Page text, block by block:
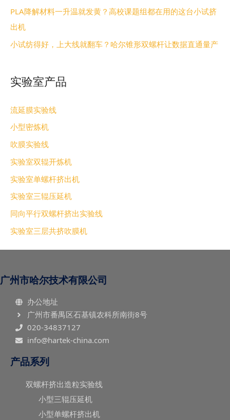
PLA降解材料一升温就发黄？高校课题组都在用的这台小试挤
出机
小试纺得好，上大线就翻车？哈尔锥形双螺杆让数据直通量产
实验室产品
流延膜实验线
小型密炼机
吹膜实验线
实验室双辊开炼机
实验室单螺杆挤出机
实验室三辊压延机
同向平行双螺杆挤出实验线
实验室三层共挤吹膜机
广州市哈尔技术有限公司
办公地址
广州市番禺区石基镇农科所南街8号
020-34837127
info@hartek-china.com
产品系列
双螺杆挤出造粒实验线
小型三辊压延机
小型单螺杆挤出机